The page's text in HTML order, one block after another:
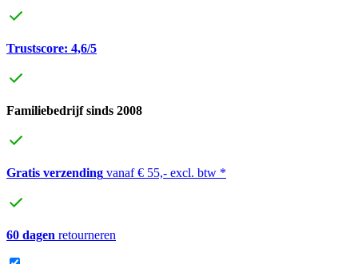
Trustscore: 4,6/5
Familiebedrijf sinds 2008
Gratis verzending vanaf € 55,- excl. btw *
60 dagen retourneren